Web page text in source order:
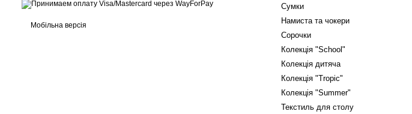
Мобільна версія
Сумки
Намиста та чокери
Сорочки
Колекція "School"
Колекція дитяча
Колекція "Tropic"
Колекція "Summer"
Текстиль для столу